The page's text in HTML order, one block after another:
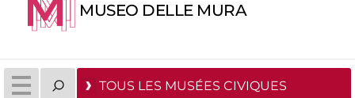
MUSEO DELLE MURA
TOUS LES MUSÉES CIVIQUES